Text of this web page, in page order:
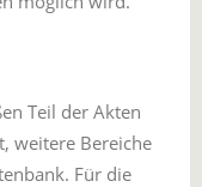
Teil der Akten
weitere Bereiche
Für die